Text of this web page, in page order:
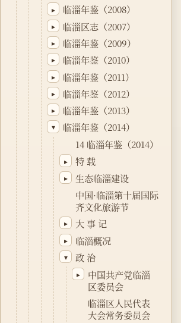
▸ 临淄年鉴（2008）
▸ 临淄区志（2007）
▸ 临淄年鉴（2009）
▸ 临淄年鉴（2010）
▸ 临淄年鉴（2011）
▸ 临淄年鉴（2012）
▸ 临淄年鉴（2013）
▾
临淄年鉴（2014）
14 临淄年鉴（2014）
▸ 特 载
▸
生态临淄建设
中国·临淄第十届国际
齐文化旅游节
▸ 大 事 记
▸ 临淄概况
▾ 政 治
▸
中国共产党临淄
区委员会
临淄区人民代表
大会常务委员会